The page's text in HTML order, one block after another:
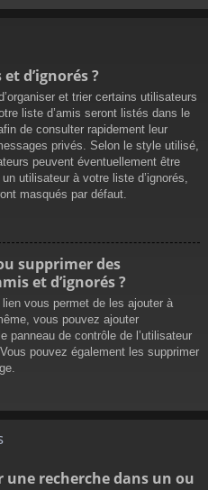
d’ignorés ?
et trier certains utilisateurs
liste d’amis seront listés dans le
de consulter rapidement leur
privés. Selon le style utilisé,
peuvent éventuellement être
utilisateur à votre liste d’ignorés,
masqués par défaut.
supprimer des
et d’ignorés ?
vous permet de les ajouter à
vous pouvez ajouter
panneau de contrôle de l’utilisateur
pouvez également les supprimer
recherche dans un ou